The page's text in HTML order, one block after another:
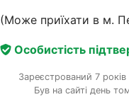
(Може приїхати в м.
Особистість
Зареєстрований 7
Був на сайті день